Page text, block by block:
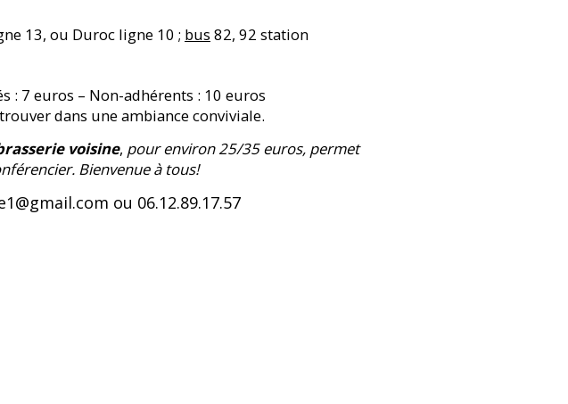
13, ou Duroc ligne 10 ; bus 82, 92 station
: 7 euros – Non-adhérents : 10 euros
dans une ambiance conviviale.
voisine, pour environ 25/35 euros, permet
Bienvenue à tous!
ou 06.12.89.17.57